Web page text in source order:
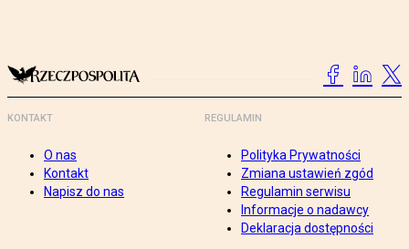
KONTAKT
O nas
Kontakt
Napisz do nas
REGULAMIN
Polityka Prywatności
Zmiana ustawień zgód
Regulamin serwisu
Informacje o nadawcy
Deklaracja dostępności